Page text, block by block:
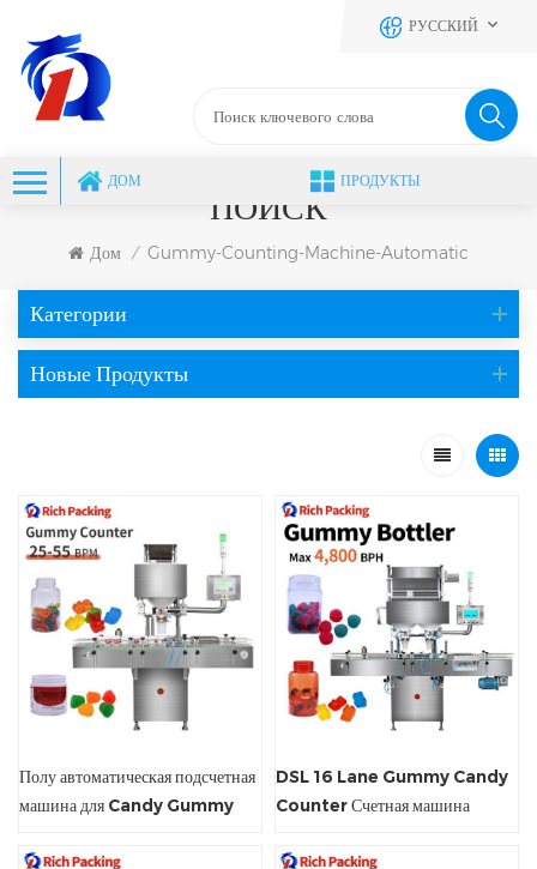
РУССКИЙ
ДОМ ПРОДУКТЫ
ПОИСК
Дом / Gummy-Counting-Machine-Automatic
Категории
Новые Продукты
Полу автоматическая подсчетная
машина для Candy Gummy
DSL 16 Lane Gummy Candy
Counter Счетная машина